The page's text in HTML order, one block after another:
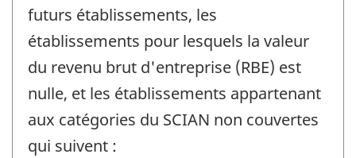
futurs établissements, les
établissements pour lesquels la valeur
du revenu brut d'entreprise (RBE) est
nulle, et les établissements appartenant
aux catégories du SCIAN non couvertes
qui suivent :